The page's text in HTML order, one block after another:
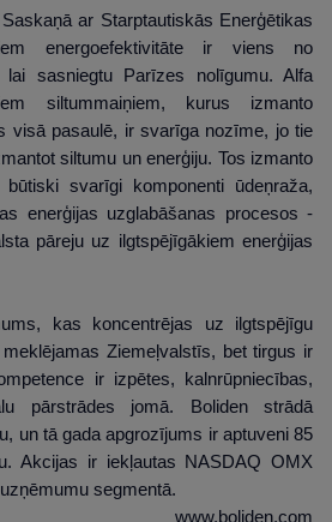
Saskaņā ar Starptautiskās Enerģētikas
energoefektivitāte ir viens no
lai sasniegtu Parīzes nolīgumu. Alfa
siltummaiņiem, kurus izmanto
visā pasaulē, ir svarīga nozīme, jo tie
siltumu un enerģiju. Tos izmanto
svarīgi komponenti ūdeņraža,
enerģijas uzglabāšanas procesos -
pāreju uz ilgtspējīgākiem enerģijas
kas koncentrējas uz ilgtspējīgu
Ziemeļvalstīs, bet tirgus ir
ir izpētes, kalnrūpniecības,
pārstrādes jomā. Boliden strādā
un tā gada apgrozījums ir aptuveni 85
Akcijas ir iekļautas NASDAQ OMX
segmentā.
www.boliden.com